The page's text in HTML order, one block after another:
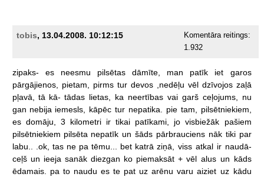
tobis, 13.04.2008. 10:12:15
Komentāra reitings:
1.932
zipaks- es neesmu pilsētas dāmīte, man patīk iet
garos
pārgājienos,
pietam, pirms tur devos ,nedēļu vēl dzīvojos zaļā
pļavā,
tā kā- tādas lietas, ka neertības vai garš ceļojums,
nu
gan nebija iemesls, kāpēc tur nepatika. pie tam,
pilsētniekiem,
es domāju, 3 kilometri ir tikai patīkami, jo visbiežāk
pašiem
pilsētniekiem pilsēta nepatīk un šāds pārbrauciens nāk tiki par
labu..
.ok, tas ne pa tēmu... bet katrā ziņā, viss atkal ir naudā-
ceļš un ieeja sanāk diezgan ko piemaksāt + vēl alus un kāds
ēdamais.
pa to naudu es te pat uz arēnu varu aiziet uz kādu